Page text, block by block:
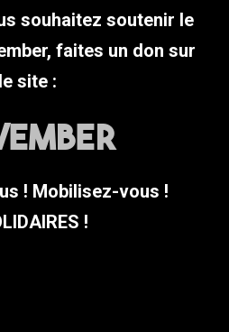
souhaitez soutenir le
faites un don sur
le site :
! Mobilisez-vous !
!